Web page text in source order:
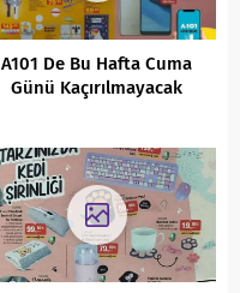
A101 De Bu Hafta Cuma
Günü Kaçırılmayacak